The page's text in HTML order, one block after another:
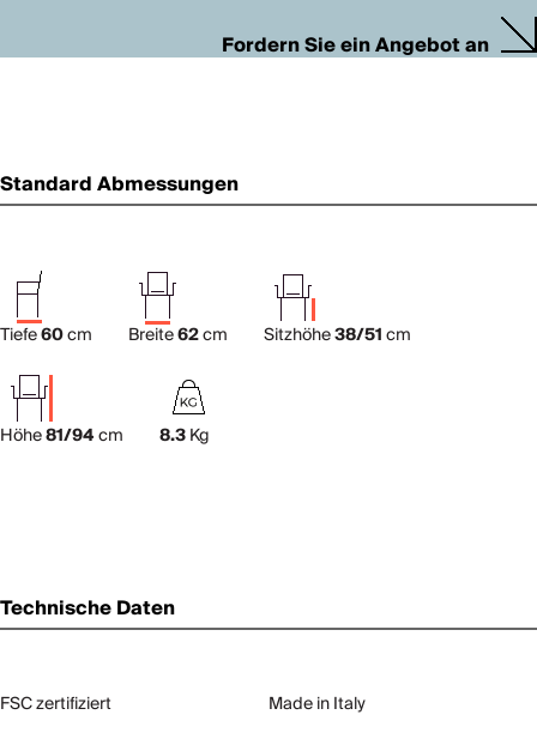
Fordern Sie ein Angebot an
Standard Abmessungen
Tiefe60cm Breite62cm Sitzhöhe38/51cm
Höhe81/94cm 8.3Kg
Technische Daten
FSC zertifiziert Made in Italy